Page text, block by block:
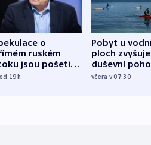
o
ruském
jsou pošetilé,
estonský
19h
Pobyt u
ploch zvyšuje
duševní
ukázala
včera v 07:30